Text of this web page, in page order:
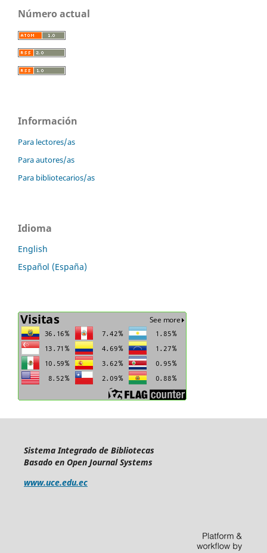
Número actual
Información
Para lectores/as
Para autores/as
Para bibliotecarios/as
Idioma
English
Español (España)
Sistema Integrado de Bibliotecas
Basado en Open Journal Systems
www.uce.edu.ec